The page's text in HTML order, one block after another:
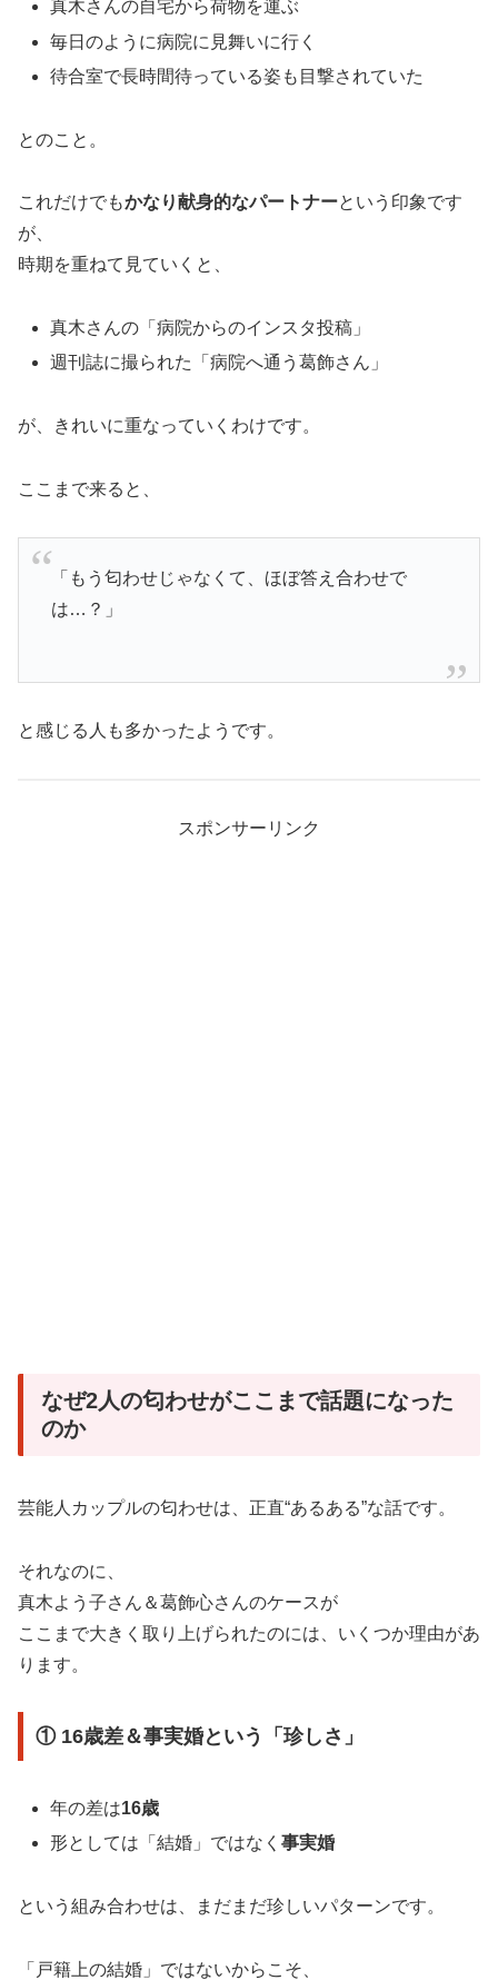
真木さんの自宅から荷物を運ぶ
毎日のように病院に見舞いに行く
待合室で長時間待っている姿も目撃されていた
とのこと。
これだけでもかなり献身的なパートナーという印象です
が、
時期を重ねて見ていくと、
真木さんの「病院からのインスタ投稿」
週刊誌に撮られた「病院へ通う葛飾さん」
が、きれいに重なっていくわけです。
ここまで来ると、
「もう匂わせじゃなくて、ほぼ答え合わせで
は…？」
と感じる人も多かったようです。
スポンサーリンク
なぜ2人の匂わせがここまで話題になった
のか
芸能人カップルの匂わせは、正直“あるある”な話です。
それなのに、
真木よう子さん＆葛飾心さんのケースが
ここまで大きく取り上げられたのには、いくつか理由があ
ります。
① 16歳差＆事実婚という「珍しさ」
年の差は16歳
形としては「結婚」ではなく事実婚
という組み合わせは、まだまだ珍しいパターンです。
「戸籍上の結婚」ではないからこそ、